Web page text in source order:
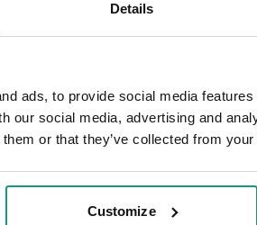
Details
ads, to provide social media
our social media, advertising and
or that they’ve collected from
Customize